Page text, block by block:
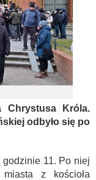
Chrystusa Króla.
odbyło się po
godzinie 11. Po niej
z kościoła